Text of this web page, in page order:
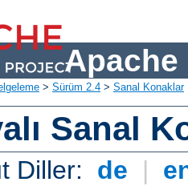
Apache
> Sürüm 2.4 > Sanal Konaklar
Sanal
Diller: de |